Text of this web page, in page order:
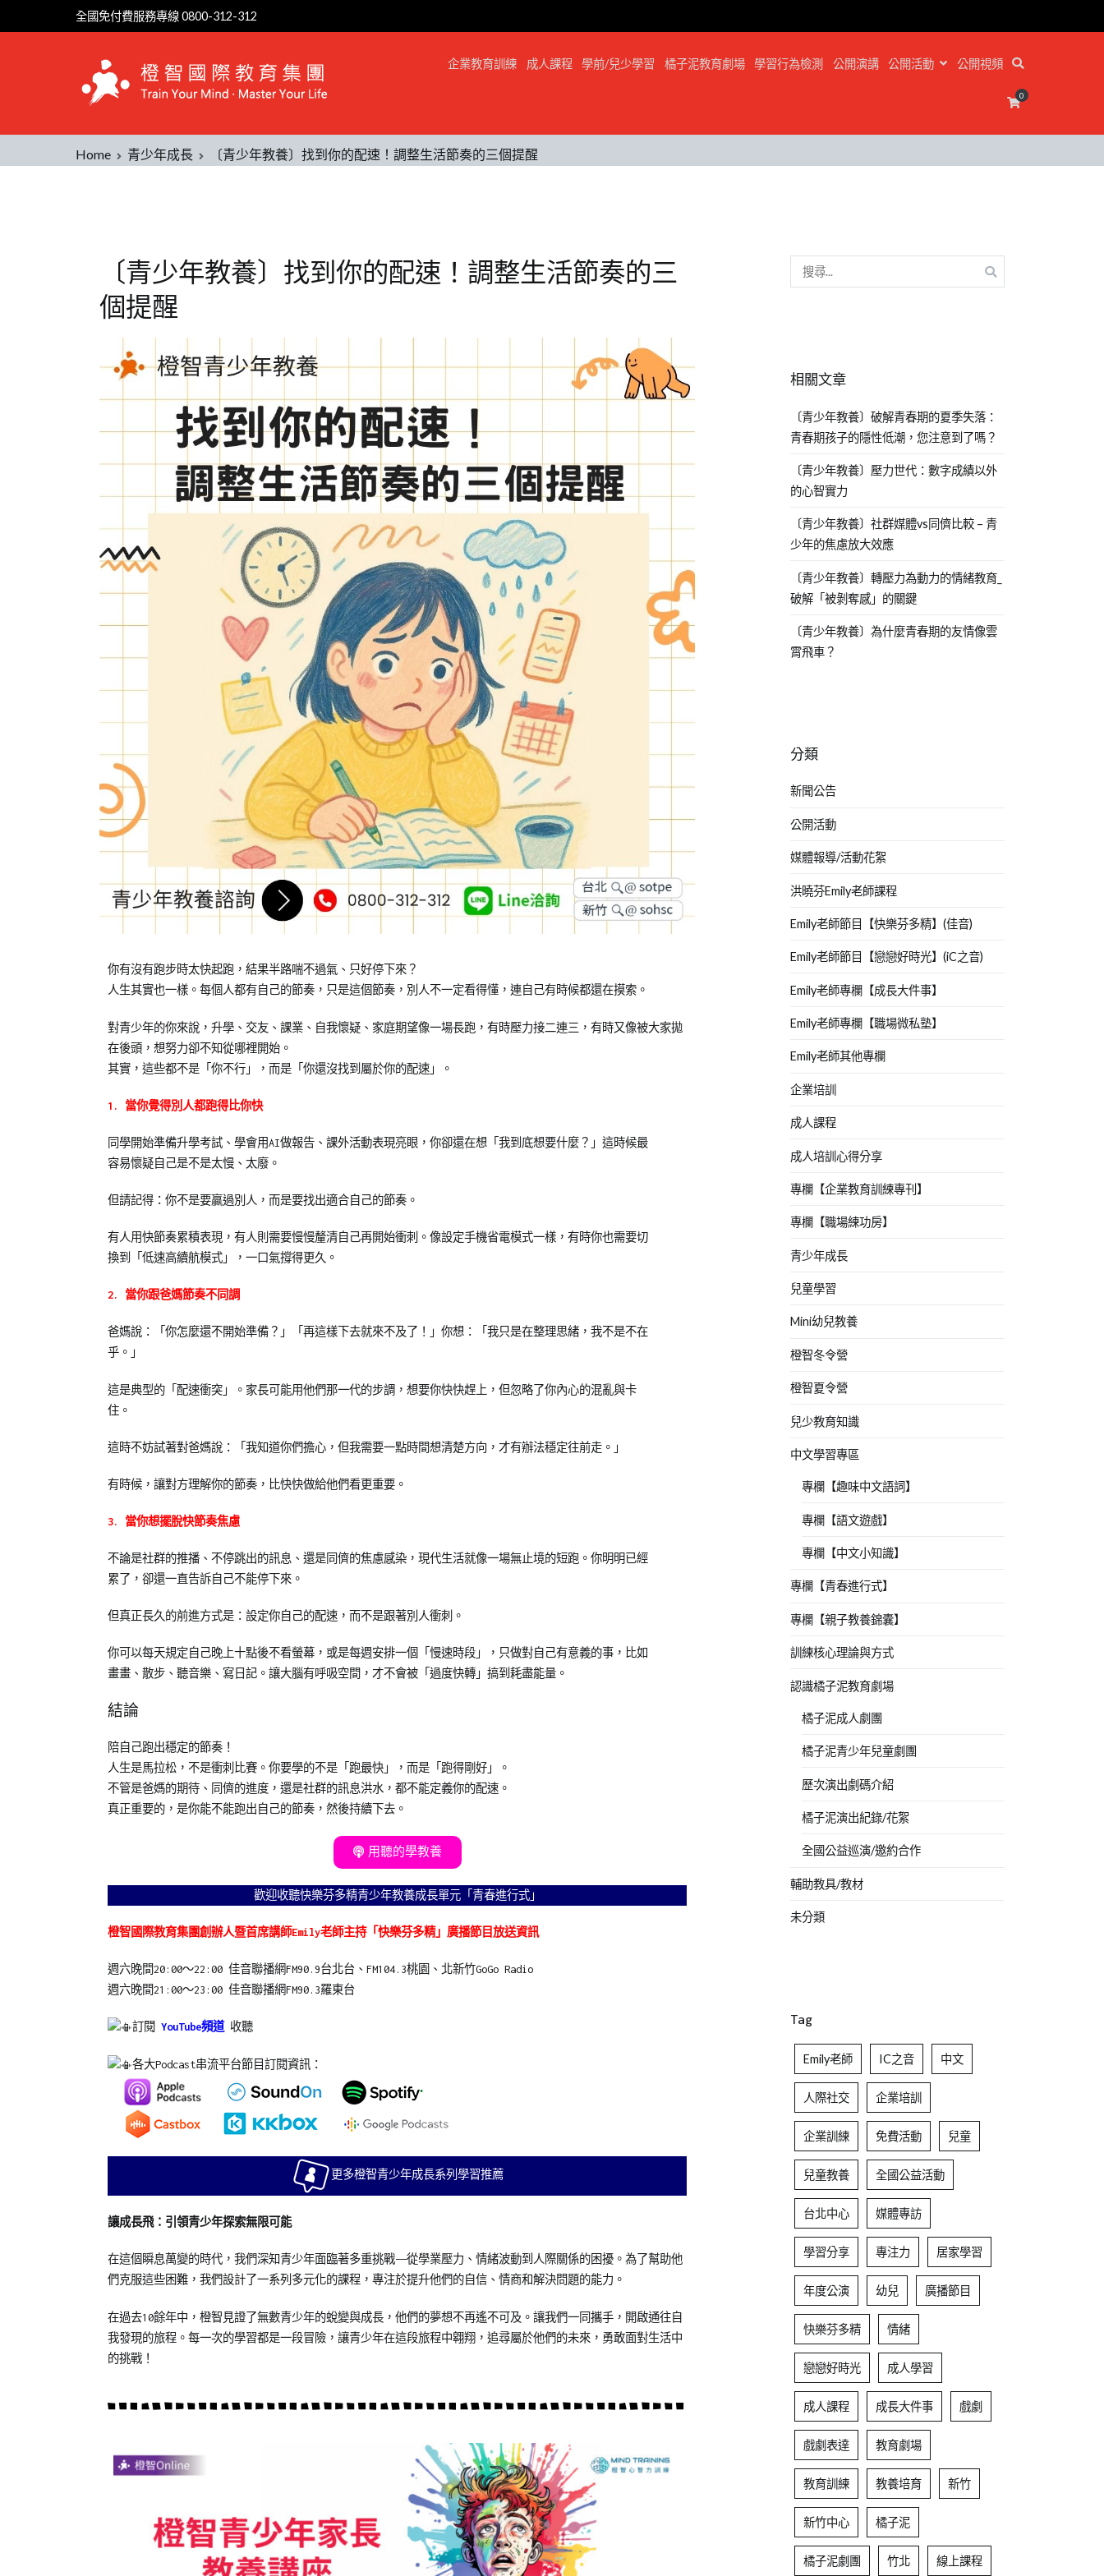
全國免付費服務專線 0800-312-312
企業教育訓練 成人課程 學前/兒少學習 橘子泥教育劇場 學習行為檢測 公開演講 公開活動 公開視頻
0
Home 青少年成長 〔青少年教養〕找到你的配速！調整生活節奏的三個提醒
〔青少年教養〕找到你的配速！調整生活節奏的三
個提醒
Posted
on
06-
04
Posted
少
年
成
兒
教
育
識
你有沒有跑步時太快起跑，結果半路喘不過氣、只好停下來？
人生其實也一樣。每個人都有自己的節奏，只是這個節奏，別人不一定看得懂，連自己有時候都還在摸索。
對青少年的你來說，升學、交友、課業、自我懷疑、家庭期望像一場長跑，有時壓力接二連三，有時又像被大家拋
在後頭，想努力卻不知從哪裡開始。
其實，這些都不是「你不行」，而是「你還沒找到屬於你的配速」。
1. 當你覺得別人都跑得比你快
同學開始準備升學考試、學會用AI做報告、課外活動表現亮眼，你卻還在想「我到底想要什麼？」這時候最
容易懷疑自己是不是太慢、太廢。
但請記得：你不是要贏過別人，而是要找出適合自己的節奏。
有人用快節奏累積表現，有人則需要慢慢釐清自己再開始衝刺。像設定手機省電模式一樣，有時你也需要切
換到「低速高續航模式」，一口氣撐得更久。
2. 當你跟爸媽節奏不同調
爸媽說：「你怎麼還不開始準備？」「再這樣下去就來不及了！」你想：「我只是在整理思緒，我不是不在
乎。」
這是典型的「配速衝突」。家長可能用他們那一代的步調，想要你快快趕上，但忽略了你內心的混亂與卡
住。
這時不妨試著對爸媽說：「我知道你們擔心，但我需要一點時間想清楚方向，才有辦法穩定往前走。」
有時候，讓對方理解你的節奏，比快快做給他們看更重要。
3. 當你想擺脫快節奏焦慮
不論是社群的推播、不停跳出的訊息、還是同儕的焦慮感染，現代生活就像一場無止境的短跑。你明明已經
累了，卻還一直告訴自己不能停下來。
但真正長久的前進方式是：設定你自己的配速，而不是跟著別人衝刺。
你可以每天規定自己晚上十點後不看螢幕，或是每週安排一個「慢速時段」，只做對自己有意義的事，比如
畫畫、散步、聽音樂、寫日記。讓大腦有呼吸空間，才不會被「過度快轉」搞到耗盡能量。
結論
陪自己跑出穩定的節奏！
人生是馬拉松，不是衝刺比賽。你要學的不是「跑最快」，而是「跑得剛好」。
不管是爸媽的期待、同儕的進度，還是社群的訊息洪水，都不能定義你的配速。
真正重要的，是你能不能跑出自己的節奏，然後持續下去。
用聽的學教養
歡迎收聽快樂芬多精青少年教養成長單元「青春進行式」
橙智國際教育集團創辦人暨首席講師Emily老師主持「快樂芬多精」廣播節目放送資訊
週六晚間20:00～22:00 佳音聯播網FM90.9台北台、FM104.3桃園、北新竹GoGo Radio
週六晚間21:00～23:00 佳音聯播網FM90.3羅東台
訂閱 YouTube頻道 收聽
各大Podcast串流平台節目訂閱資訊：
更多橙智青少年成長系列學習推薦
讓成長飛：引領青少年探索無限可能
在這個瞬息萬變的時代，我們深知青少年面臨著多重挑戰——從學業壓力、情緒波動到人際關係的困擾。為了幫助他
們克服這些困難，我們設計了一系列多元化的課程，專注於提升他們的自信、情商和解決問題的能力。
在過去10餘年中，橙智見證了無數青少年的蛻變與成長，他們的夢想不再遙不可及。讓我們一同攜手，開啟通往自
我發現的旅程。每一次的學習都是一段冒險，讓青少年在這段旅程中翱翔，追尋屬於他們的未來，勇敢面對生活中
的挑戰！
相關文章
〔青少年教養〕破解青春期的夏季失落：
青春期孩子的隱性低潮，您注意到了嗎？
〔青少年教養〕壓力世代：數字成績以外
的心智實力
〔青少年教養〕社群媒體vs同儕比較 – 青
少年的焦慮放大效應
〔青少年教養〕轉壓力為動力的情緒教育_
破解「被剝奪感」的關鍵
〔青少年教養〕為什麼青春期的友情像雲
霄飛車？
分類
新聞公告
公開活動
媒體報導/活動花絮
洪曉芬Emily老師課程
Emily老師節目【快樂芬多精】(佳音)
Emily老師節目【戀戀好時光】(iC之音)
Emily老師專欄【成長大件事】
Emily老師專欄【職場微私塾】
Emily老師其他專欄
企業培訓
成人課程
成人培訓心得分享
專欄【企業教育訓練專刊】
專欄【職場練功房】
青少年成長
兒童學習
Mini幼兒教養
橙智冬令營
橙智夏令營
兒少教育知識
中文學習專區
專欄【趣味中文語詞】
專欄【語文遊戲】
專欄【中文小知識】
專欄【青春進行式】
專欄【親子教養錦囊】
訓練核心理論與方式
認識橘子泥教育劇場
橘子泥成人劇團
橘子泥青少年兒童劇團
歷次演出劇碼介紹
橘子泥演出紀錄/花絮
全國公益巡演/邀約合作
輔助教具/教材
未分類
Tag
Emily老師 IC之音 中文
人際社交 企業培訓
企業訓練 免費活動 兒童
兒童教養 全國公益活動
台北中心 媒體專訪
學習分享 專注力 居家學習
年度公演 幼兒 廣播節目
快樂芬多精 情緒
戀戀好時光 成人學習
成人課程 成長大件事 戲劇
戲劇表達 教育劇場
教育訓練 教養培育 新竹
新竹中心 橘子泥
橘子泥劇團 竹北 線上課程